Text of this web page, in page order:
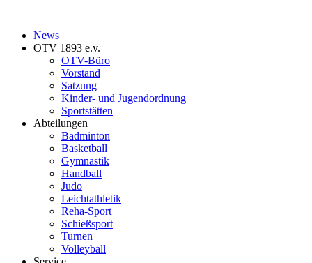
News
OTV 1893 e.v.
OTV-Büro
Vorstand
Satzung
Kinder- und Jugendordnung
Sportstätten
Abteilungen
Badminton
Basketball
Gymnastik
Handball
Judo
Leichtathletik
Reha-Sport
Schießsport
Turnen
Volleyball